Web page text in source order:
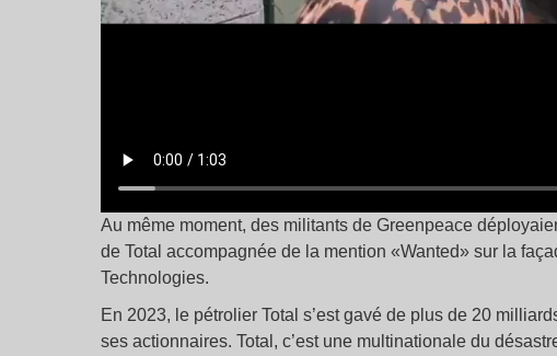
Au même moment, des militants de Greenpeace
de Total accompagnée de la mention «Wanted» sur la
Technologies.
En 2023, le pétrolier Total s’est gavé de plus de 20
ses actionnaires. Total, c’est une multinationale du